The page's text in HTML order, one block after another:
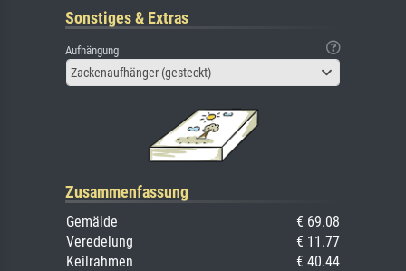
Sonstiges & Extras
Aufhängung
Zackenaufhänger (gesteckt)
Zusammenfassung
Gemälde
€ 69.08
Veredelung
€ 11.77
Keilrahmen
€ 40.44